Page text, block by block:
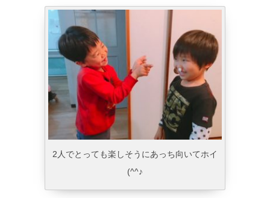
2人でとっても楽しそうにあっち向いてホイ
(^^♪